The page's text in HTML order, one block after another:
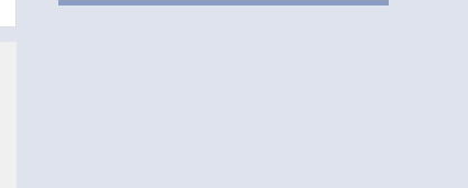
....................